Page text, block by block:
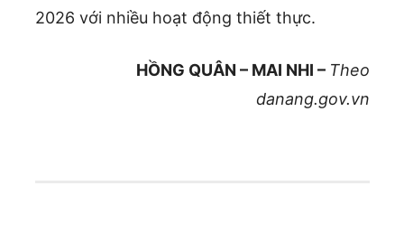
2026 với nhiều hoạt động thiết thực.
HỒNG QUÂN – MAI NHI – Theo
danang.gov.vn